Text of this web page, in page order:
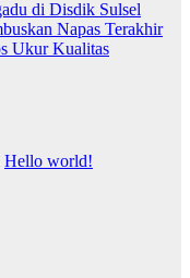
di Disdik Sulsel
Napas Terakhir
Ukur Kualitas
Hello world!